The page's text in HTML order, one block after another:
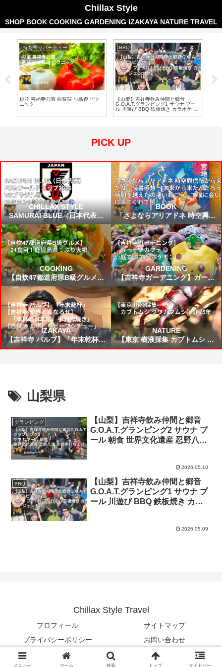
Chillax Style
SHOP BOOK COOKING GARDENING IZAKAYA NATURE TRAVEL
持ち寄りパーティー
杉並 善福寺公園 西荻窪 小鳥遊 ピク
ニック
BBQ
【山梨】吉祥寺飲み仲間と郷音
G.O.A.T.グランピング1 サウナ プー
ル 川遊び BBQ 鉄板焼き カラオケ ジ
ェンガetc
PICK UP
CHILLAX STYLE
SAMURAI BLUE（日本代表）
FIFAワールドカップ2026 VSブ
ラジル戦 スタメン&試合結果予
想⚽
BOOK
「さよならアリアドネ 時空興信
所から来た女」読書感想 ～未来
から来たんだろう時間を越えた
の凄いねこうして僕に会いに来
てくれて嬉しい～
COOKING
【自炊47都道府県B級グルメ】
24食目！鹿児島県：ぶり大根
GARDENING
【吉祥寺ガーデニング】ガーデ
ンカフェ☕庭でミスド ポケモン
🍩
IZAKAYA
【吉祥寺 バルブ】「年末乾杯」
【吉祥寺 やきとんなるせ】「本
NATURE
【東京 樹液採集 カブトムシ ク
ワガタムシ】2025年
山梨県
グランピング
【山梨】吉祥寺飲み仲間と郷音
G.O.A.T.グランピング2 サウナ プ
ール 朝食 世界文化遺産 忍野八海
2026.05.10
BBQ
【山梨】吉祥寺飲み仲間と郷音
G.O.A.T.グランピング1 サウナ プ
ール 川遊び BBQ 鉄板焼き カラ
2026.05.09
Chillax Style Travel
プロフィール
サイトマップ
プライバシーポリシー
お問い合わせ
© 2026 Chillax Style Travel.
メニュー ホーム 検索 トップ サイドバー